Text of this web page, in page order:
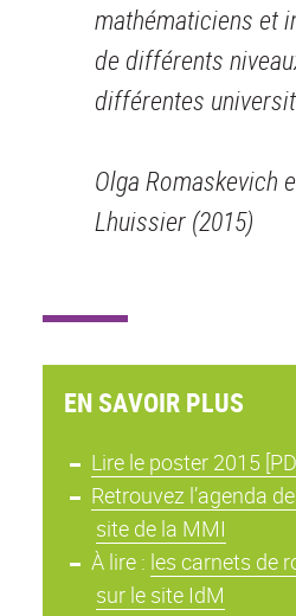
mathématiciens et
de différents
différentes
Olga Romaskevich
Lhuissier (2015)
EN SAVOIR PLUS
Lire le poster 2015
Retrouvez l’agenda
site de la MMI
À lire : les carnets de
sur le site IdM